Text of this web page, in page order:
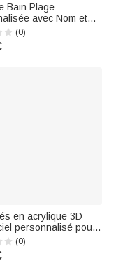
Bain Plage
avec Nom et
Plongée Sous-
de Voyage
pour Enfant
(0)
en acrylique 3D
personnalisé pour
enfant Sac à
de rentrée
(0)